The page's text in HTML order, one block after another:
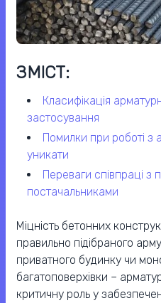
ЗМІСТ:
класифікація арматурної сталі та сфери
застосування
помилки при роботі з арматурою, яких слід
уникати
переваги співпраці з перевіреними
постачальниками
Міцність бетонних
правильно підібраного
приватного будинку чи
багатоповерхівки –
критичну роль у